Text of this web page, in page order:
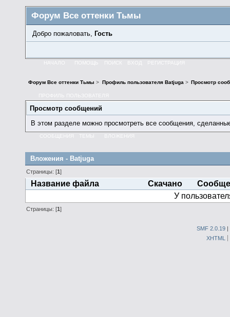
Форум Все оттенки Тьмы
Добро пожаловать, Гость
НАЧАЛО ПОМОЩЬ ПОИСК ВХОД РЕГИСТРАЦИЯ
Форум Все оттенки Тьмы > Профиль пользователя Batjuga > Просмотр
ПРОФИЛЬ ПОЛЬЗОВАТЕЛЯ
Просмотр сообщений
В этом разделе можно просмотреть все сообщения,
СООБЩЕНИЯ ТЕМЫ ВЛОЖЕНИЯ
Вложения - Batjuga
Страницы: [1]
Название файла Скачано
У
Страницы: [1]
SMF 2.0.19 |
XHTML